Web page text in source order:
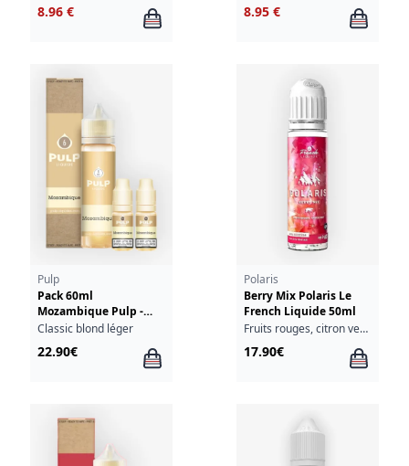
8.96 € 8.95 €
Pulp
Pack 60ml
Mozambique Pulp -
06mg
Classic blond léger
22.90€
Polaris
Berry Mix Polaris Le
French Liquide 50ml
Fruits rouges, citron vert, fraîcheur
17.90€